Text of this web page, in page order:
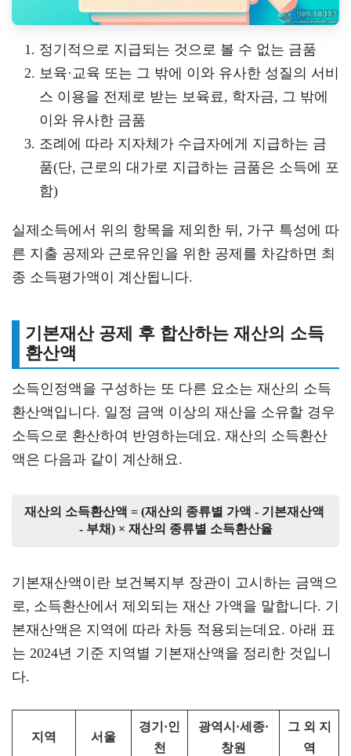
정기적으로 지급되는 것으로 볼 수 없는 금품
보육·교육 또는 그 밖에 이와 유사한 성질의 서비
스 이용을 전제로 받는 보육료, 학자금, 그 밖에
이와 유사한 금품
조례에 따라 지자체가 수급자에게 지급하는 금
품(단, 근로의 대가로 지급하는 금품은 소득에 포
함)
실제소득에서 위의 항목을 제외한 뒤, 가구 특성에 따
른 지출 공제와 근로유인을 위한 공제를 차감하면 최
종 소득평가액이 계산됩니다.
기본재산 공제 후 합산하는 재산의 소득
환산액
소득인정액을 구성하는 또 다른 요소는 재산의 소득
환산액입니다. 일정 금액 이상의 재산을 소유할 경우
소득으로 환산하여 반영하는데요. 재산의 소득환산
액은 다음과 같이 계산해요.
재산의 소득환산액 = (재산의 종류별 가액 - 기본재산액
- 부채) × 재산의 종류별 소득환산율
기본재산액이란 보건복지부 장관이 고시하는 금액으
로, 소득환산에서 제외되는 재산 가액을 말합니다. 기
본재산액은 지역에 따라 차등 적용되는데요. 아래 표
는 2024년 기준 지역별 기본재산액을 정리한 것입니
다.
지역 서울
경기·인
천
광역시·세종·
창원
그 외 지
역